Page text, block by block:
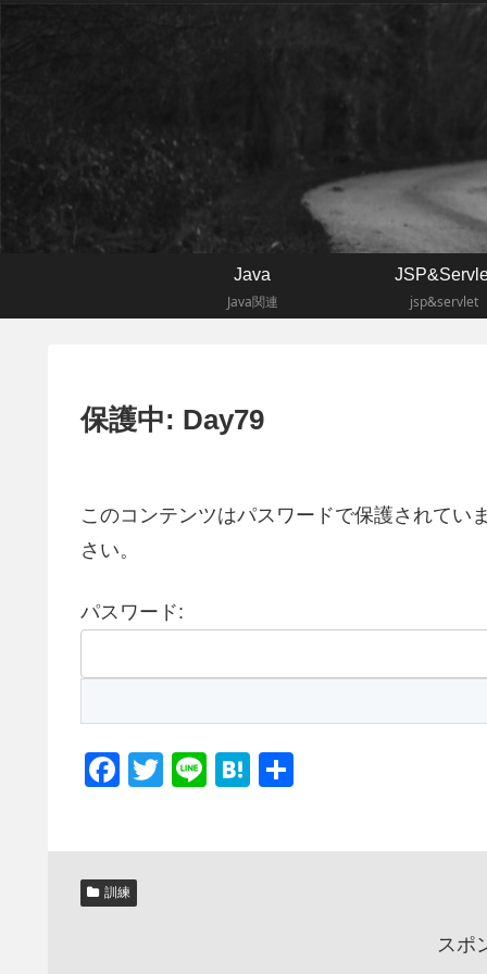
Java
Java関連
jsp&servlet
保護中: Day79
このコンテンツはパスワードで保護されてい
さい。
パスワード:
F
e
b
T
Li
H
訓練
スポ